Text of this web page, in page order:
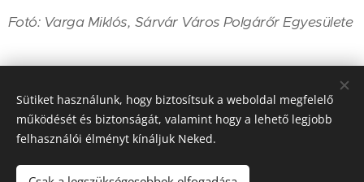
Fotó: Varga Miklós, Sárvár Város Polgárőr Egyesülete
Sütiket használunk, hogy biztosítsuk a weboldal megfelelő
működését és biztonságát, valamint hogy a lehető legjobb
felhasználói élményt kínáljuk Neked.